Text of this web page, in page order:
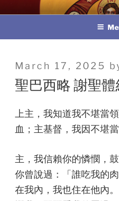
to
教區婚姻與家庭
Posted
on
March 17, 2025
聖巴西略 謝聖體
上主，我知道我不堪當
血；主基督，我因不堪
主，我信賴你的憐憫，
你曾說過：「誰吃我的
在我內，我也住在他內